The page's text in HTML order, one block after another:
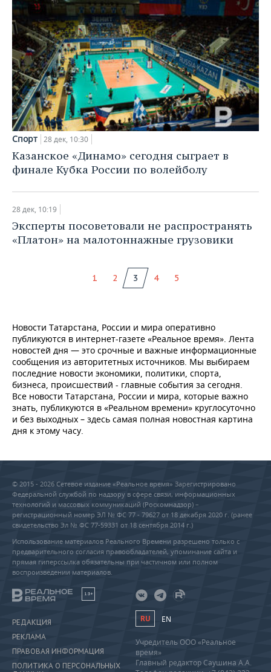
Спорт 28 дек, 10:30
Казанское «Динамо» сегодня сыграет в
финале Кубка России по волейболу
28 дек, 10:19
Эксперты посоветовали не распространять
«Платон» на малотоннажные грузовики
1 2 3 4 5
Новости Татарстана, России и мира оперативно
публикуются в интернет-газете «Реальное время». Лента
новостей дня — это срочные и важные информационные
сообщения из авторитетных источников. Мы выбираем
последние новости экономики, политики, спорта,
бизнеса, происшествий - главные события за сегодня.
Все новости Татарстана, России и мира, которые важно
знать, публикуются в «Реальном времени» круглосуточно
и без выходных – здесь самая полная новостная картина
дня к этому часу.
© 2015 - 2026 Сетевое издание «Реальное время» Зарегистрировано
Федеральной службой по надзору в сфере связи, информационных
технологий и массовых коммуникаций (Роскомнадзор) –
регистрационный номер ЭЛ № ФС 77 - 79627 от 18 декабря 2020 г. (ранее
свидетельство Эл № ФС 77-59331 от 18 сентября 2014 г.)
Использование материалов Реального Времени разрешено только с
предварительного согласия правообладателей, упоминание сайта и
прямая гиперссылка обязательны при частичном или полном
воспроизведении материалов.
18+
РЕДАКЦИЯ
РЕКЛАМА
ПРАВОВАЯ ИНФОРМАЦИЯ
ПОЛИТИКА О ПЕРСОНАЛЬНЫХ
RU EN
Учредитель ООО «Реальное
время»
Главный редактор Саушина А.А.